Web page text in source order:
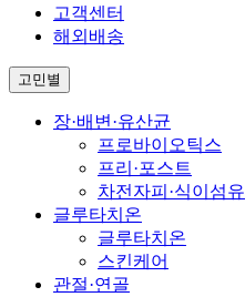
고객센터
해외배송
고민별
장·배변·유산균
프로바이오틱스
프리·포스트
차전자피·식이섬유
글루타치온
글루타치온
스킨케어
관절·연골